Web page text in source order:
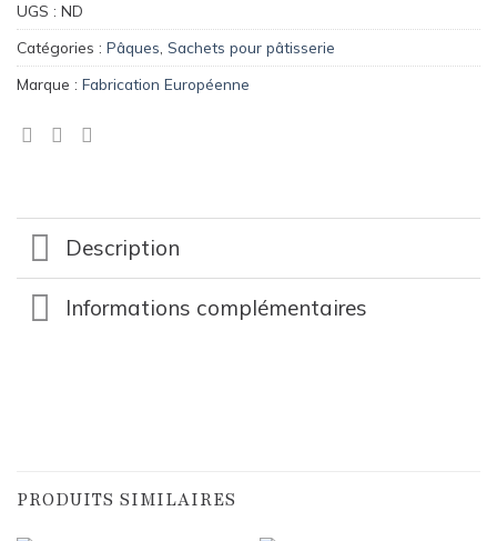
UGS : ND
Catégories : Pâques Sachets pour pâtisserie
Marque : Fabrication Européenne
Description
Informations complémentaires
PRODUITS SIMILAIRES